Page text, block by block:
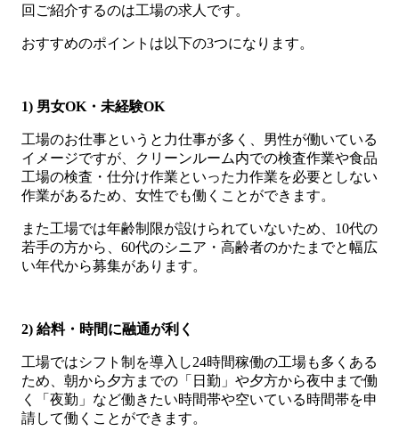
回ご紹介するのは工場の求人です。
おすすめのポイントは以下の3つになります。
1) 男女OK・未経験OK
工場のお仕事というと力仕事が多く、男性が働いている
イメージですが、クリーンルーム内での検査作業や食品
工場の検査・仕分け作業といった力作業を必要としない
作業があるため、女性でも働くことができます。
また工場では年齢制限が設けられていないため、10代の
若手の方から、60代のシニア・高齢者のかたまでと幅広
い年代から募集があります。
2) 給料・時間に融通が利く
工場ではシフト制を導入し24時間稼働の工場も多くある
ため、朝から夕方までの「日勤」や夕方から夜中まで働
く「夜勤」など働きたい時間帯や空いている時間帯を申
請して働くことができます。